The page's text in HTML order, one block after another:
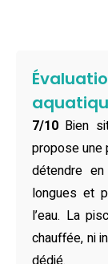
illumine un
chambres
salons
équipée
vaisselle),
connexion
familiales et
continental
Les
7/10 Bien
propose une
détendre
longues et
l’eau. La
chauffée, ni